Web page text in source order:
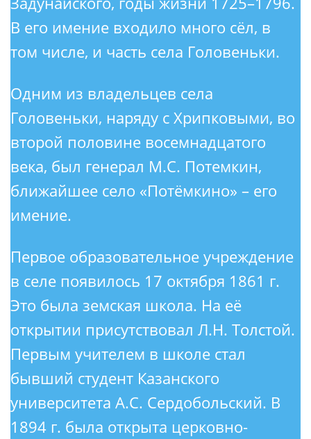
В его имение входило много сёл, в
том числе, и часть села Головеньки.
Одним из владельцев села
Головеньки, наряду с Хрипковыми, во
второй половине восемнадцатого
века, был генерал М.С. Потемкин,
ближайшее село «Потёмкино» – его
имение.
Первое образовательное учреждение
в селе появилось 17 октября 1861 г.
Это была земская школа. На её
открытии присутствовал Л.Н. Толстой.
Первым учителем в школе стал
бывший студент Казанского
университета А.С. Сердобольский. В
1894 г. была открыта церковно-